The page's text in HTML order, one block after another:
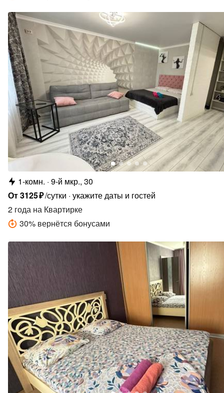
1-комн. 9-й мкр., 30
От3125₽/сутки укажите даты и гостей
2 года на Квартирке
30% вернётся бонусами